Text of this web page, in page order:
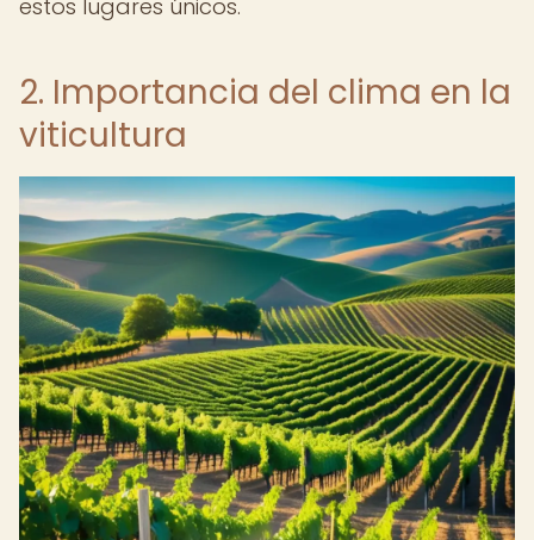
estos lugares únicos.
2. Importancia del clima en la
viticultura